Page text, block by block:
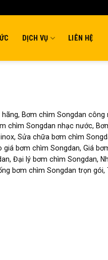
DỊCH VỤ LIÊN HỆ
hãng, Bơm chìm Songdan
chìm Songdan nhạc nước,
Sửa chữa bơm chìm
bơm chìm Songdan, Giá
Đại lý bơm chìm Songdan,
bơm chìm Songdan trọn gói,